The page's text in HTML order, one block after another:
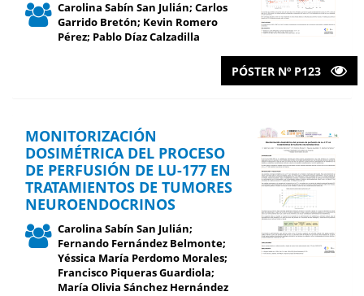
Carolina Sabín San Julián; Carlos
Garrido Bretón; Kevin Romero
Pérez; Pablo Díaz Calzadilla
PÓSTER Nº P123
MONITORIZACIÓN
DOSIMÉTRICA DEL PROCESO
DE PERFUSIÓN DE LU-177 EN
TRATAMIENTOS DE TUMORES
NEUROENDOCRINOS
Carolina Sabín San Julián;
Fernando Fernández Belmonte;
Yéssica María Perdomo Morales;
Francisco Piqueras Guardiola;
María Olivia Sánchez Hernández